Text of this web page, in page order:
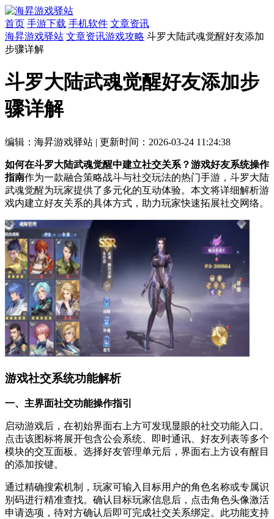
首页 手游下载 手机软件 文章资讯
海昇游戏驿站 文章资讯游戏攻略 斗罗大陆武魂觉醒好友添加
步骤详解
斗罗大陆武魂觉醒好友添加步
骤详解
编辑：海昇游戏驿站 | 更新时间：2026-03-24 11:24:38
如何在斗罗大陆武魂觉醒中建立社交关系？游戏好友系统操作
指南作为一款融合策略战斗与社交玩法的热门手游，斗罗大陆
武魂觉醒为玩家提供了多元化的互动体验。本文将详细解析游
戏内建立好友关系的具体方式，助力玩家快速拓展社交网络。
游戏社交系统功能解析
一、主界面社交功能操作指引
启动游戏后，在初始界面右上方可发现显眼的社交功能入口。
点击该图标将展开包含公会系统、即时通讯、好友列表等多个
模块的交互面板。选择好友管理单元后，界面右上方设有醒目
的添加按键。
通过精确搜索机制，玩家可输入目标用户的角色名称或专属识
别码进行精准查找。确认目标玩家信息后，点击角色头像激活
申请选项，待对方确认后即可完成社交关系绑定。此功能支持